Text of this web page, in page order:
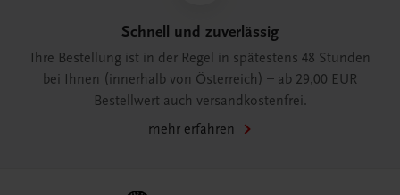
Schnell und zuverlässig
Ihre Bestellung ist in der Regel in spätestens 48 Stunden
bei Ihnen (innerhalb von Österreich) – ab 29,00 EUR
Bestellwert auch versandkostenfrei.
mehr erfahren